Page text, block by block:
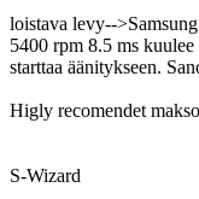
loistava levy--
5400 rpm 8.5 ms
starttaa äänitykseen.
Higly recomendet
S-Wizard